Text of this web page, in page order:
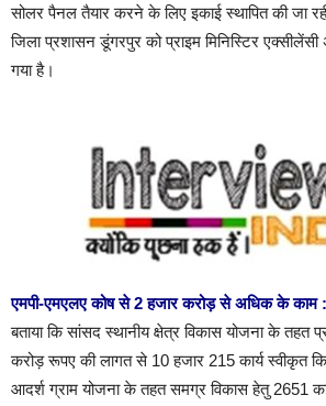
सोलर पैनल तैयार करने के लिए इकाई स्थापित की जा
जिला प्रशासन डूंगरपुर को प्राइम मिनिस्टिर एक्सीलेंसी
गया है।
एमपी-एमएलए कोष से 2 हजार करोड़ से अधिक के
बताया कि सांसद स्थानीय क्षेत्र विकास योजना के तहत
करोड़ रूपए की लागत से 10 हजार 215 कार्य स्वीकृत
आदर्श ग्राम योजना के तहत समग्र विकास हेतु 2651